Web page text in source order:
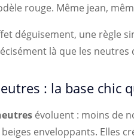
rouge. Même jean,
déguisement, une règle
là que les
: la base chic
évoluent : moins de
enveloppants. Elles